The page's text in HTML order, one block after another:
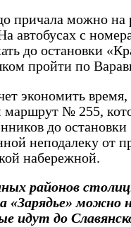
причала можно на
автобусах с
до остановки
пройти по
экономить
маршрут № 255,
до остановки
неподалеку от
набережной.
районов
«Зарядье» можно
идут до